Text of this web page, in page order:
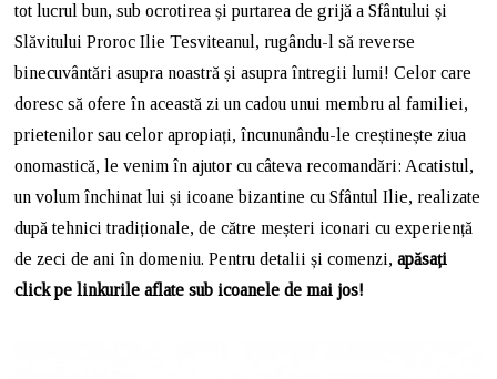
tot lucrul bun, sub ocrotirea și purtarea de grijă a Sfântului și
Slăvitului Proroc Ilie Tesviteanul, rugându-l să reverse
binecuvântări asupra noastră și asupra întregii lumi! Celor care
doresc să ofere în această zi un cadou unui membru al familiei,
prietenilor sau celor apropiați, încununându-le creștinește ziua
onomastică, le venim în ajutor cu câteva recomandări: Acatistul,
un volum închinat lui și icoane bizantine cu Sfântul Ilie, realizate
după tehnici tradiționale, de către meșteri iconari cu experiență
de zeci de ani în domeniu. Pentru detalii și comenzi,apăsați
click pe linkurile aflate sub icoanele de mai jos!